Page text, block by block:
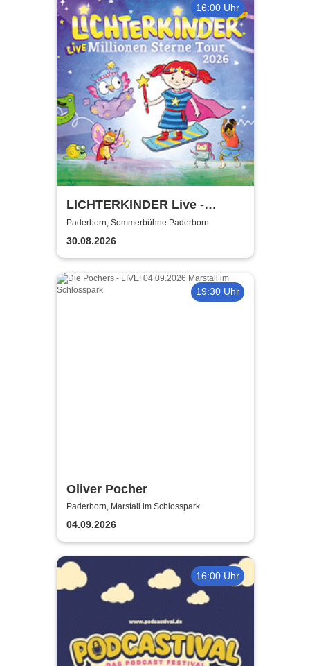
16:00 Uhr
LICHTERKINDER Live -
Millionen Sterne Tour 2026
Paderborn, Sommerbühne Paderborn
30.08.2026
19:30 Uhr
Oliver Pocher
Paderborn, Marstall im Schlosspark
04.09.2026
16:00 Uhr